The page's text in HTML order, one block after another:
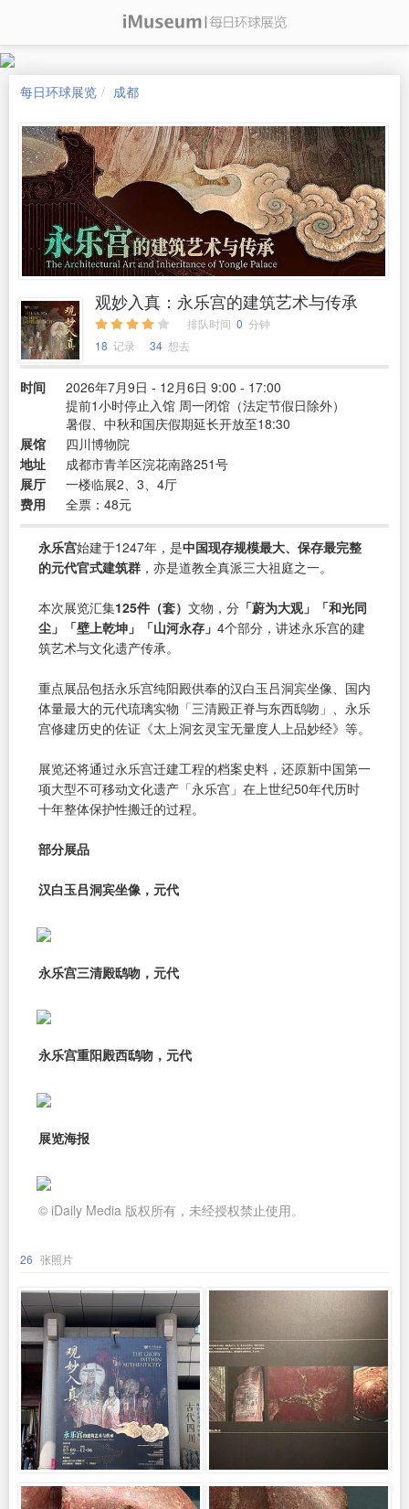
每日环球展览 成都
观妙入真：永乐宫的建筑艺术与传承
排队时间 0 分钟
18 记录 34 想去
时间
2026年7月9日 - 12月6日 9:00 - 17:00
提前1小时停止入馆 周一闭馆（法定节假日除外）
暑假、中秋和国庆假期延长开放至18:30
展馆
四川博物院
地址
成都市青羊区浣花南路251号
展厅
一楼临展2、3、4厅
费用
全票：48元
永乐宫始建于1247年，是中国现存规模最大、保存最完整
的元代官式建筑群 ，亦是道教全真派三大祖庭之一。
本次展览汇集125件（套） 文物，分 「蔚为大观」「和光同
尘」「壁上乾坤」「山河永存」 4个部分，讲述永乐宫的建
筑艺术与文化遗产传承。
重点展品包括永乐宫纯阳殿供奉的汉白玉吕洞宾坐像、国内
体量最大的元代琉璃实物「三清殿正脊与东西鸱吻」、永乐
宫修建历史的佐证《太上洞玄灵宝无量度人上品妙经》等。
展览还将通过永乐宫迁建工程的档案史料，还原新中国第一
项大型不可移动文化遗产「永乐宫」在上世纪50年代历时
十年整体保护性搬迁的过程。
部分展品
汉白玉吕洞宾坐像，元代
永乐宫三清殿鸱吻，元代
永乐宫重阳殿西鸱吻，元代
展览海报
© iDaily Media 版权所有，未经授权禁止使用。
26 张照片